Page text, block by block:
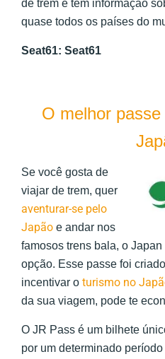
de trem e tem informação
quase todos os países do
Seat61: Seat61
O melhor
Se você gosta de
viajar de trem, quer
aventurar-se pelo
Japão e andar nos
famosos trens bala, o
opção. Esse passe foi
incentivar o turismo no
da sua viagem, pode te
O JR Pass é um bilhete
por um determinado